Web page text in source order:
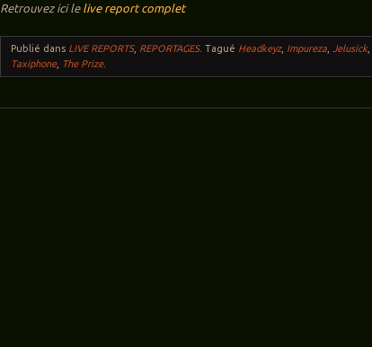
Retrouvez ici lelive report complet
Publié dans LIVE REPORTS, REPORTAGES.Tagué Headkeyz, Impureza Jelusick,
Taxiphone, The Prize.